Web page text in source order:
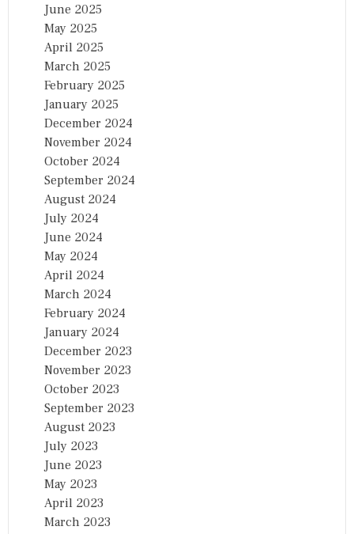
June 2025
May 2025
April 2025
March 2025
February 2025
January 2025
December 2024
November 2024
October 2024
September 2024
August 2024
July 2024
June 2024
May 2024
April 2024
March 2024
February 2024
January 2024
December 2023
November 2023
October 2023
September 2023
August 2023
July 2023
June 2023
May 2023
April 2023
March 2023